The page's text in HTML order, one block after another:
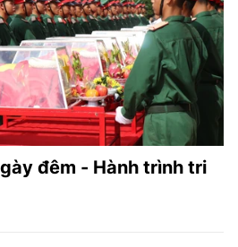
đêm - Hành trình tri